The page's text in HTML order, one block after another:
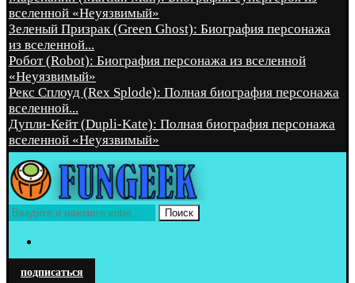
вселенной «Неуязвимый»
Зеленый Призрак (Green Ghost): Биография персонажа
из вселенной...
Робот (Robot): Биография персонажа из вселенной
«Неуязвимый»
Рекс Сплоуд (Rex Splode): Полная биография персонажа
вселенной...
Дупли-Кейт (Dupli-Kate): Полная биография персонажа
вселенной «Неуязвимый»
Поиск
подписаться